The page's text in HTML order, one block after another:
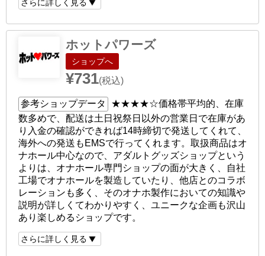
さらに詳しく見る
ホットパワーズ
ショップへ
¥731(税込)
参考ショップデータ ★★★★☆価格帯平均的、在庫
数多めで、配送は土日祝祭日以外の営業日で在庫があ
り入金の確認ができれば14時締切で発送してくれて、
海外への発送もEMSで行ってくれます。取扱商品はオ
ナホール中心なので、アダルトグッズショップという
よりは、オナホール専門ショップの面が大きく、自社
工場でオナホールを製造していたり、他店とのコラボ
レーションも多く、そのオナホ製作においての知識や
説明が詳しくてわかりやすく、ユニークな企画も沢山
あり楽しめるショップです。
さらに詳しく見る